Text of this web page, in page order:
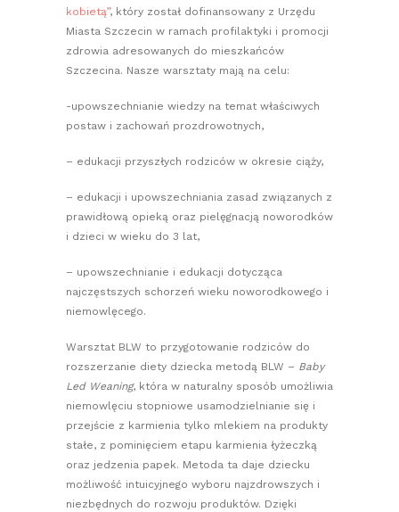
kobietą”, który został dofinansowany z Urzędu
Miasta Szczecin w ramach profilaktyki i promocji
zdrowia adresowanych do mieszkańców
Szczecina. Nasze warsztaty mają na celu:
-upowszechnianie wiedzy na temat właściwych
postaw i zachowań prozdrowotnych,
– edukacji przyszłych rodziców w okresie ciąży,
– edukacji i upowszechniania zasad związanych z
prawidłową opieką oraz pielęgnacją noworodków
i dzieci w wieku do 3 lat,
– upowszechnianie i edukacji dotycząca
najczęstszych schorzeń wieku noworodkowego i
niemowlęcego.
Warsztat BLW to przygotowanie rodziców do
rozszerzanie diety dziecka metodą BLW – Baby
Led Weaning, która w naturalny sposób umożliwia
niemowlęciu stopniowe usamodzielnianie się i
przejście z karmienia tylko mlekiem na produkty
stałe, z pominięciem etapu karmienia łyżeczką
oraz jedzenia papek. Metoda ta daje dziecku
możliwość intuicyjnego wyboru najzdrowszych i
niezbędnych do rozwoju produktów. Dzięki